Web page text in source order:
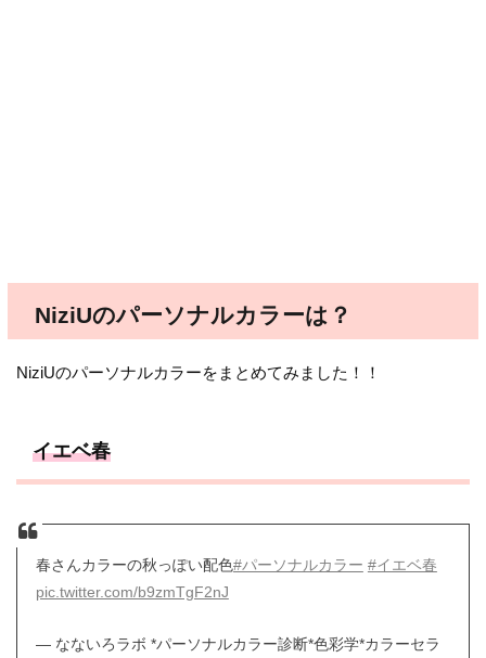
NiziUのパーソナルカラーは？
NiziUのパーソナルカラーをまとめてみました！！
イエベ春
春さんカラーの秋っぽい配色#パーソナルカラー #イエベ春
pic.twitter.com/b9zmTgF2nJ
— なないろラボ *パーソナルカラー診断*色彩学*カラーセラ